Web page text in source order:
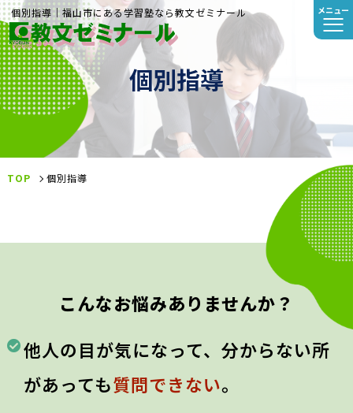
個別指導｜福山市にある学習塾なら教文ゼミナール メニュー
個別指導
TOP 個別指導
こんなお悩みありませんか？
他人の目が気になって、分からない所
があっても質問できない。